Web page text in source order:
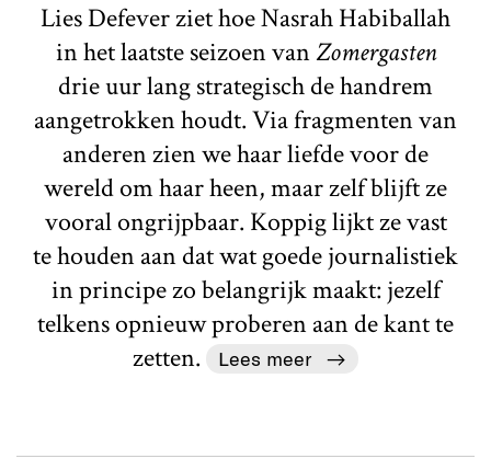
Lies Defever ziet hoe Nasrah Habiballah
in het laatste seizoen vanZomergasten
drie uur lang strategisch de handrem
aangetrokken houdt. Via fragmenten van
anderen zien we haar liefde voor de
wereld om haar heen, maar zelf blijft ze
vooral ongrijpbaar. Koppig lijkt ze vast
te houden aan dat wat goede journalistiek
in principe zo belangrijk maakt: jezelf
telkens opnieuw proberen aan de kant te
zetten.
Lees meer